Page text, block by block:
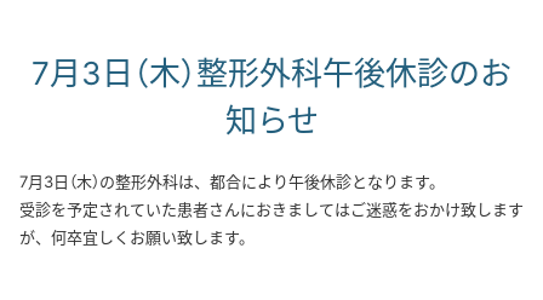
7月3日（木）整形外科午後休診のお
知らせ
7月3日（木）の整形外科は、都合により午後休診となります。
受診を予定されていた患者さんにおきましてはご迷惑をおかけ致します
が、何卒宜しくお願い致します。